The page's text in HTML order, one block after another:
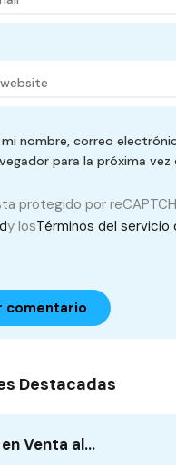
nombre, correo
para la próxima vez
protegido por
y losTérminos del servicio
Destacadas
Venta al…